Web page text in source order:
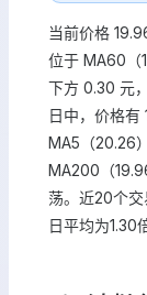
当前价格
位于 MA60（
下方 0.30 元
日中，价格有
MA5（20.26
MA200（
荡。近20个
日平均为1.30